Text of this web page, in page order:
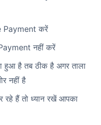
Payment करें
नहीं करें
हुआ है तब ठीक है अगर ताला
नहीं है
हैं तो ध्यान रखें आपका